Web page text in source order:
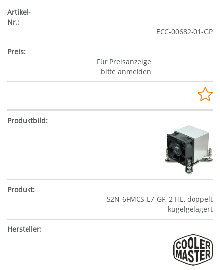
ECC-00682-01-GP
Für Preisanzeige
bitte anmelden
S2N-6FMCS-L7-GP, 2 HE, doppelt
kugelgelagert